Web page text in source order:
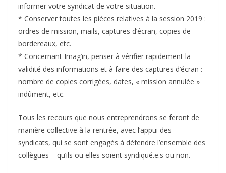
informer votre syndicat de votre situation.
* Conserver toutes les pièces relatives à la session 2019 :
ordres de mission, mails, captures d’écran, copies de
bordereaux, etc.
* Concernant Imag’in, penser à vérifier rapidement la
validité des informations et à faire des captures d’écran :
nombre de copies corrigées, dates, « mission annulée »
indûment, etc.
Tous les recours que nous entreprendrons se feront de
manière collective à la rentrée, avec l’appui des
syndicats, qui se sont engagés à défendre l’ensemble des
collègues – qu’ils ou elles soient syndiqué.e.s ou non.